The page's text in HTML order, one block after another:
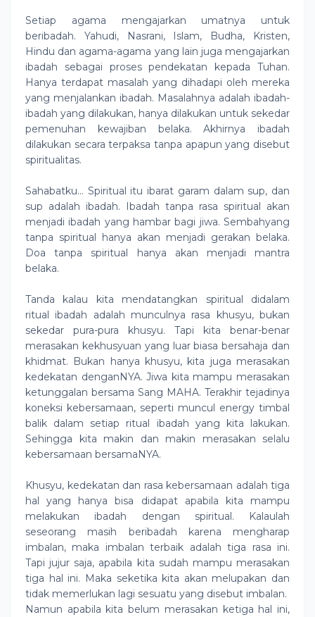
Setiap agama mengajarkan umatnya untuk
beribadah. Yahudi, Nasrani, Islam, Budha, Kristen,
Hindu dan agama-agama yang lain juga mengajarkan
ibadah sebagai proses pendekatan kepada Tuhan.
Hanya terdapat masalah yang dihadapi oleh mereka
yang menjalankan ibadah. Masalahnya adalah ibadah-
ibadah yang dilakukan, hanya dilakukan untuk sekedar
pemenuhan kewajiban belaka. Akhirnya ibadah
dilakukan secara terpaksa tanpa apapun yang disebut
spiritualitas.
Sahabatku… Spiritual itu ibarat garam dalam sup, dan
sup adalah ibadah. Ibadah tanpa rasa spiritual akan
menjadi ibadah yang hambar bagi jiwa. Sembahyang
tanpa spiritual hanya akan menjadi gerakan belaka.
Doa tanpa spiritual hanya akan menjadi mantra
belaka.
Tanda kalau kita mendatangkan spiritual didalam
ritual ibadah adalah munculnya rasa khusyu, bukan
sekedar pura-pura khusyu. Tapi kita benar-benar
merasakan kekhusyuan yang luar biasa bersahaja dan
khidmat. Bukan hanya khusyu, kita juga merasakan
kedekatan denganNYA. Jiwa kita mampu merasakan
ketunggalan bersama Sang MAHA. Terakhir tejadinya
koneksi kebersamaan, seperti muncul energy timbal
balik dalam setiap ritual ibadah yang kita lakukan.
Sehingga kita makin dan makin merasakan selalu
kebersamaan bersamaNYA.
Khusyu, kedekatan dan rasa kebersamaan adalah tiga
hal yang hanya bisa didapat apabila kita mampu
melakukan ibadah dengan spiritual. Kalaulah
seseorang masih beribadah karena mengharap
imbalan, maka imbalan terbaik adalah tiga rasa ini.
Tapi jujur saja, apabila kita sudah mampu merasakan
tiga hal ini. Maka seketika kita akan melupakan dan
tidak memerlukan lagi sesuatu yang disebut imbalan.
Namun apabila kita belum merasakan ketiga hal ini,